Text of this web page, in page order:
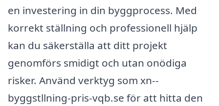
en investering in din byggprocess. Med
korrekt ställning och professionell hjälp
kan du säkerställa att ditt projekt
genomförs smidigt och utan onödiga
risker. Använd verktyg som xn--
byggstllning-pris-vqb.se för att hitta den